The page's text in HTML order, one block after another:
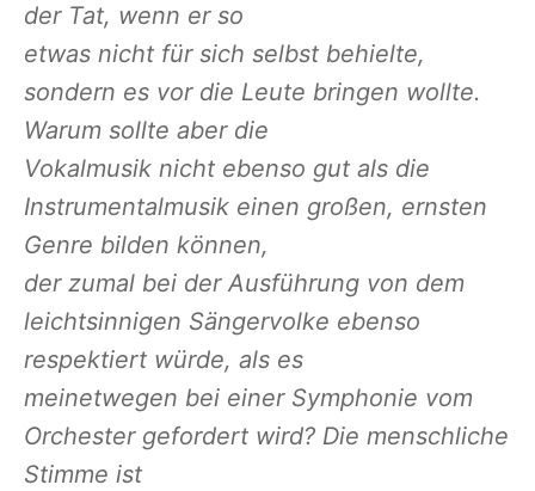
der Tat, wenn er so
etwas nicht für sich selbst behielte,
sondern es vor die Leute bringen wollte.
Warum sollte aber die
Vokalmusik nicht ebenso gut als die
Instrumentalmusik einen großen, ernsten
Genre bilden können,
der zumal bei der Ausführung von dem
leichtsinnigen Sängervolke ebenso
respektiert würde, als es
meinetwegen bei einer Symphonie vom
Orchester gefordert wird? Die menschliche
Stimme ist